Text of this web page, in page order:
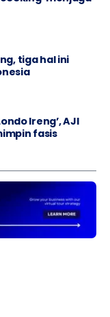
tiga hal ini
Ireng’, AJI
fasis